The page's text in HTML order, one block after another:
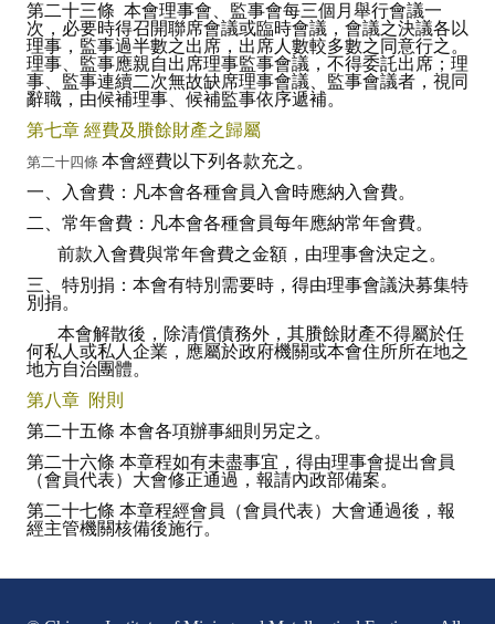
第二十三條 本會理事會、監事會每三個月舉行會議一
次，必要時得召開聯席會議或臨時會議，會議之決議各以
理事，監事過半數之出席，出席人數較多數之同意行之。
理事、監事應親自出席理事監事會議，不得委託出席；理
事、監事連續二次無故缺席理事會議、監事會議者，視同
辭職，由候補理事、候補監事依序遞補。
第七章 經費及賸餘財產之歸屬
第二十四條 本會經費以下列各款充之。
一、入會費：凡本會各種會員入會時應納入會費。
二、常年會費：凡本會各種會員每年應納常年會費。
前款入會費與常年會費之金額，由理事會決定之。
三、特別捐：本會有特別需要時，得由理事會議決募集特
別捐。
本會解散後，除清償債務外，其賸餘財產不得屬於任
何私人或私人企業，應屬於政府機關或本會住所所在地之
地方自治團體。
第八章 附則
第二十五條 本會各項辦事細則另定之。
第二十六條 本章程如有未盡事宜，得由理事會提出會員
（會員代表）大會修正通過，報請內政部備案。
第二十七條 本章程經會員（會員代表）大會通過後，報
經主管機關核備後施行。